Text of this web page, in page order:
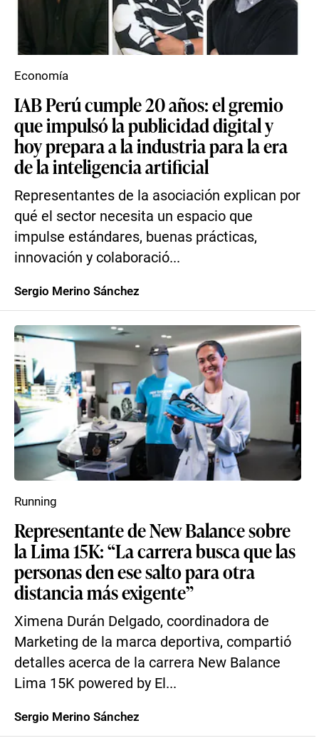
IAB Perú cumple 20 años: el gremio
que impulsó la publicidad digital y
hoy prepara a la industria para la era
de la inteligencia artificial
Representantes de la asociación explican por
qué el sector necesita un espacio que
impulse estándares, buenas prácticas,
innovación y colaboració...
Economía
Sergio Merino Sánchez
Representante de New Balance sobre
la Lima 15K: “La carrera busca que las
personas den ese salto para otra
distancia más exigente”
Ximena Durán Delgado, coordinadora de
Marketing de la marca deportiva, compartió
detalles acerca de la carrera New Balance
Lima 15K powered by El...
Running
Sergio Merino Sánchez